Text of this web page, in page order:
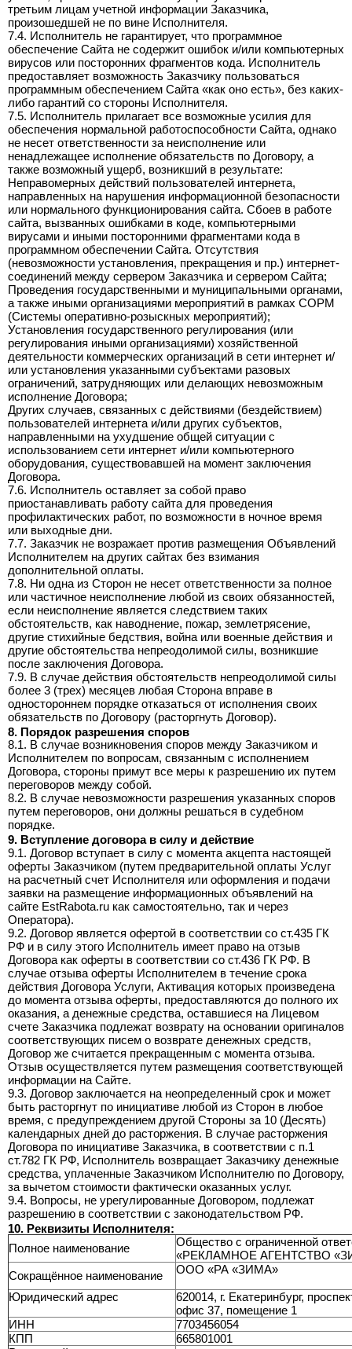
третьим лицам учетной информации Заказчика,
произошедшей не по вине Исполнителя.
7.4. Исполнитель не гарантирует, что программное
обеспечение Cайта не содержит ошибок и/или компьютерных
вирусов или посторонних фрагментов кода. Исполнитель
предоставляет возможность Заказчику пользоваться
программным обеспечением Сайта «как оно есть», без каких-
либо гарантий со стороны Исполнителя.
7.5. Исполнитель прилагает все возможные усилия для
обеспечения нормальной работоспособности Сайта, однако
не несет ответственности за неисполнение или
ненадлежащее исполнение обязательств по Договору, а
также возможный ущерб, возникший в результате:
Неправомерных действий пользователей интернета,
направленных на нарушения информационной безопасности
или нормального функционирования сайта. Сбоев в работе
сайта, вызванных ошибками в коде, компьютерными
вирусами и иными посторонними фрагментами кода в
программном обеспечении Сайта. Отсутствия
(невозможности установления, прекращения и пр.) интернет-
соединений между сервером Заказчика и сервером Сайта;
Проведения государственными и муниципальными органами,
а также иными организациями мероприятий в рамках СОРМ
(Системы оперативно-розыскных мероприятий);
Установления государственного регулирования (или
регулирования иными организациями) хозяйственной
деятельности коммерческих организаций в сети интернет и/
или установления указанными субъектами разовых
ограничений, затрудняющих или делающих невозможным
исполнение Договора;
Других случаев, связанных с действиями (бездействием)
пользователей интернета и/или других субъектов,
направленными на ухудшение общей ситуации с
использованием сети интернет и/или компьютерного
оборудования, существовавшей на момент заключения
Договора.
7.6. Исполнитель оставляет за собой право
приостанавливать работу сайта для проведения
профилактических работ, по возможности в ночное время
или выходные дни.
7.7. Заказчик не возражает против размещения Объявлений
Исполнителем на других сайтах без взимания
дополнительной оплаты.
7.8. Ни одна из Сторон не несет ответственности за полное
или частичное неисполнение любой из своих обязанностей,
если неисполнение является следствием таких
обстоятельств, как наводнение, пожар, землетрясение,
другие стихийные бедствия, война или военные действия и
другие обстоятельства непреодолимой силы, возникшие
после заключения Договора.
7.9. В случае действия обстоятельств непреодолимой силы
более 3 (трех) месяцев любая Сторона вправе в
одностороннем порядке отказаться от исполнения своих
обязательств по Договору (расторгнуть Договор).
8. Порядок разрешения споров
8.1. В случае возникновения споров между Заказчиком и
Исполнителем по вопросам, связанным с исполнением
Договора, стороны примут все меры к разрешению их путем
переговоров между собой.
8.2. В случае невозможности разрешения указанных споров
путем переговоров, они должны решаться в судебном
порядке.
9. Вступление договора в силу и действие
9.1. Договор вступает в силу с момента акцепта настоящей
оферты Заказчиком (путем предварительной оплаты Услуг
на расчетный счет Исполнителя или оформления и подачи
заявки на размещение информационных объявлений на
сайте EstRabota.ru как самостоятельно, так и через
Оператора).
9.2. Договор является офертой в соответствии со ст.435 ГК
РФ и в силу этого Исполнитель имеет право на отзыв
Договора как оферты в соответствии со ст.436 ГК РФ. В
случае отзыва оферты Исполнителем в течение срока
действия Договора Услуги, Активация которых произведена
до момента отзыва оферты, предоставляются до полного их
оказания, а денежные средства, оставшиеся на Лицевом
счете Заказчика подлежат возврату на основании оригиналов
соответствующих писем о возврате денежных средств,
Договор же считается прекращенным с момента отзыва.
Отзыв осуществляется путем размещения соответствующей
информации на Сайте.
9.3. Договор заключается на неопределенный срок и может
быть расторгнут по инициативе любой из Сторон в любое
время, с предупреждением другой Стороны за 10 (Десять)
календарных дней до расторжения. В случае расторжения
Договора по инициативе Заказчика, в соответствии с п.1
ст.782 ГК РФ, Исполнитель возвращает Заказчику денежные
средства, уплаченные Заказчиком Исполнителю по Договору,
за вычетом стоимости фактически оказанных услуг.
9.4. Вопросы, не урегулированные Договором, подлежат
разрешению в соответствии с законодательством РФ.
10. Реквизиты Исполнителя:
Полное наименование
Общество с ограниченной
«РЕКЛАМНОЕ АГЕНТСТВО
Сокращённое наименование
ООО «РА «ЗИМА»
Юридический адрес
620014, г. Екатеринбург,
офис 37, помещение 1
ИНН
7703456054
КПП
665801001